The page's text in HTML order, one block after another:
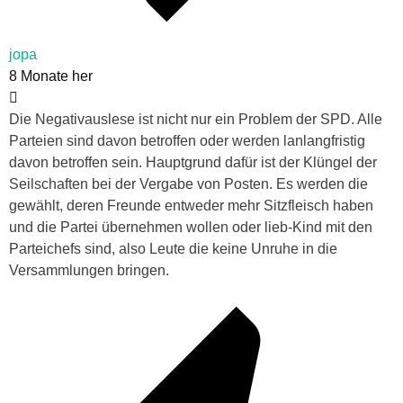
jopa
8 Monate her
Die Negativauslese ist nicht nur ein Problem der SPD. Alle
Parteien sind davon betroffen oder werden lanlangfristig
davon betroffen sein. Hauptgrund dafür ist der Klüngel der
Seilschaften bei der Vergabe von Posten. Es werden die
gewählt, deren Freunde entweder mehr Sitzfleisch haben
und die Partei übernehmen wollen oder lieb-Kind mit den
Parteichefs sind, also Leute die keine Unruhe in die
Versammlungen bringen.